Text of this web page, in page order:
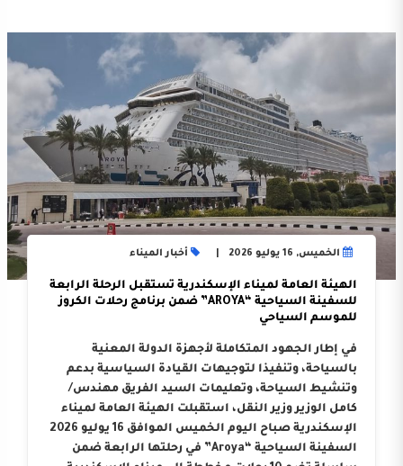
الخميس, 16 يوليو 2026 أخبار الميناء
الهيئة العامة لميناء الإسكندرية تستقبل الرحلة الرابعة
للسفينة السياحية “AROYA” ضمن برنامج رحلات الكروز
للموسم السياحي
في إطار الجهود المتكاملة لأجهزة الدولة المعنية
بالسياحة، وتنفيذا لتوجيهات القيادة السياسية بدعم
وتنشيط السياحة، وتعليمات السيد الفريق مهندس/
كامل الوزير وزير النقل، استقبلت الهيئة العامة لميناء
الإسكندرية صباح اليوم الخميس الموافق 16 يوليو 2026
السفينة السياحية “Aroya” في رحلتها الرابعة ضمن